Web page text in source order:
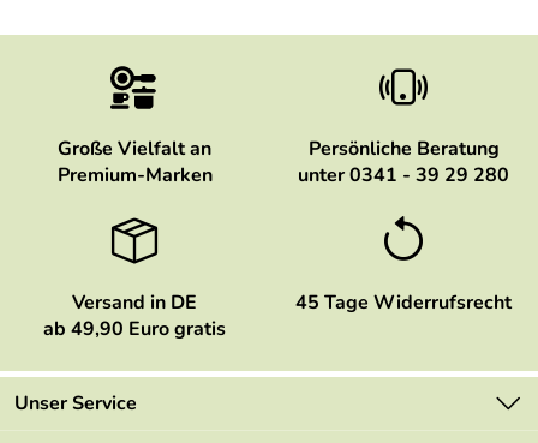
Große Vielfalt an
Premium-Marken
Persönliche Beratung
unter 0341 - 39 29 280
Versand in DE
ab 49,90 Euro gratis
45 Tage Widerrufsrecht
Unser Service